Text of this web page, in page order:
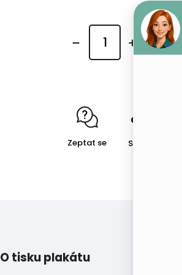
Zeptat se Sdílet
O tisku plakátu